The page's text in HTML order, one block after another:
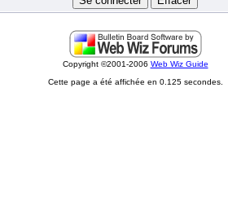
Copyright ©2001-2006 Web Wiz Guide
Cette page a été affichée en 0.125 secondes.